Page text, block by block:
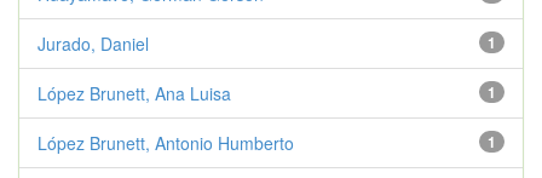
1
Jurado, Daniel
1
López Brunett, Ana Luisa
1
López Brunett, Antonio Humberto